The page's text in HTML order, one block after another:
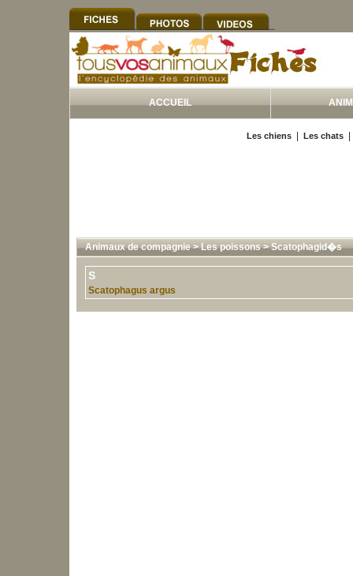
ACCUEIL
Les chiens Les chats
Animaux de compagnie>Les poissons>Scatophagid�s
S
Scatophagus argus